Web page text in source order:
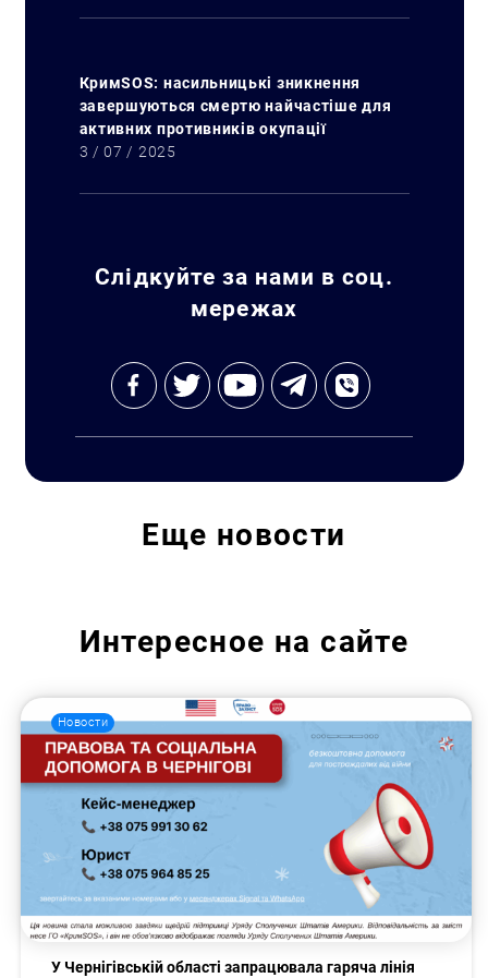
Искать:
КримSOS: насильницькі зникнення
завершуються смертю найчастіше для
активних противників окупації
3 / 07 / 2025
Слідкуйте за нами в соц.
мережах
Еще новости
Интересное на сайте
Новости
У Чернігівській області запрацювала гаряча лінія